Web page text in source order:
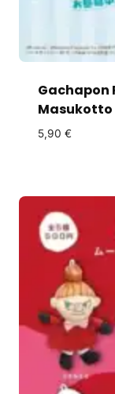
Gachapon
Masukotto
5,90 €